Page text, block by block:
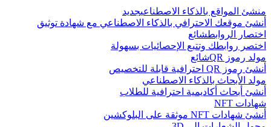
منشئ المواقع بالذكاء الاصطناعيجديد
أنشئ موقعك الاحترافي بالذكاء الاصطناعي مع شهادة توثيق
اختصار الروابطشائع
اختصر روابطك وتتبع الإحصائيات بسهولة
مولد رموز QR
شائع
أنشئ رموز QR احترافية قابلة للتخصيص
مولد الأبحاث بالذكاء الاصطناعي
أنشئ أبحاث أكاديمية احترافية للطلاب
شهادات NFT
أنشئ شهادات NFT موثقة على البلوكشين